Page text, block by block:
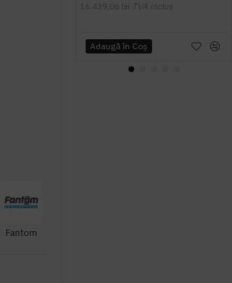
Fantom
16.439,06 lei TVA inclus
Adaugă în Coş